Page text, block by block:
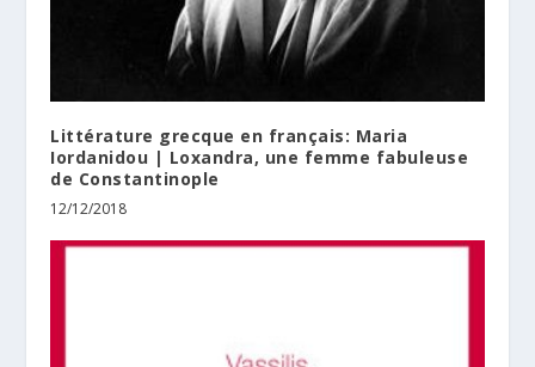
Littérature grecque en français: Maria
Iordanidou | Loxandra, une femme fabuleuse
de Constantinople
12/12/2018